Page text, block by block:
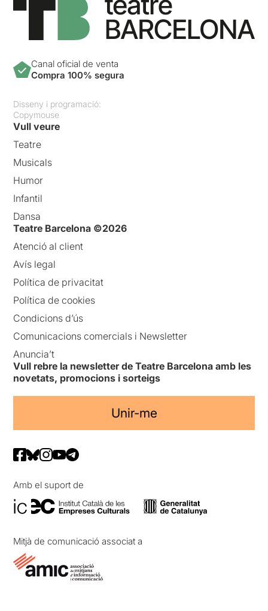
Canal oficial de venta
Compra 100% segura
Disseny i programació:
Copymouse
Vull veure
Teatre
Musicals
Humor
Infantil
Dansa
Teatre Barcelona ©2026
Atenció al client
Avís legal
Política de privacitat
Política de cookies
Condicions d’ús
Comunicacions comercials i Newsletter
Anuncia’t
Vull rebre la newsletter de Teatre Barcelona amb les
novetats, promocions i sorteigs
Unir-me
Amb el suport de
Mitjà de comunicació associat a